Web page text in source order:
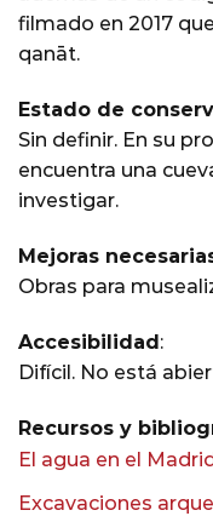
filmado en 2017
qanāt.
Estado de
Sin definir. En su
encuentra una
investigar.
Mejoras
Obras para
Accesibilidad:
Difícil. No está
Recursos y
El agua en el
Excavaciones